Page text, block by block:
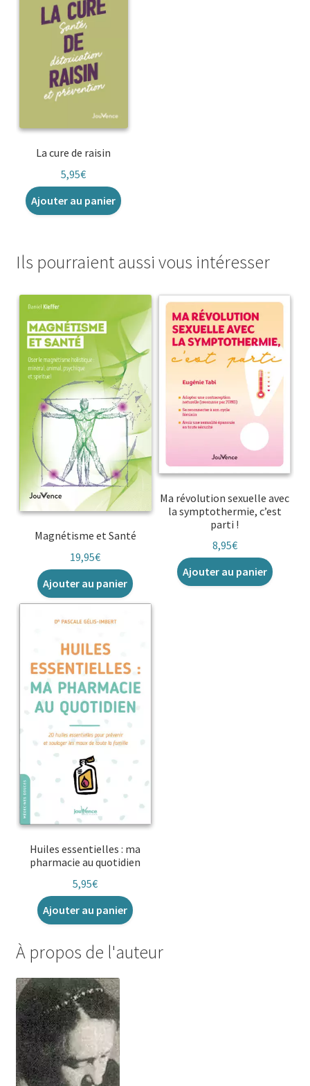
La cure de raisin
5,95€
Ajouter au panier
Ils pourraient aussi vous intéresser
Magnétisme et Santé
19,95€
Ajouter au panier
Ma révolution sexuelle avec
la symptothermie, c’est
parti !
8,95€
Ajouter au panier
Huiles essentielles : ma
pharmacie au quotidien
5,95€
Ajouter au panier
À propos de l'auteur